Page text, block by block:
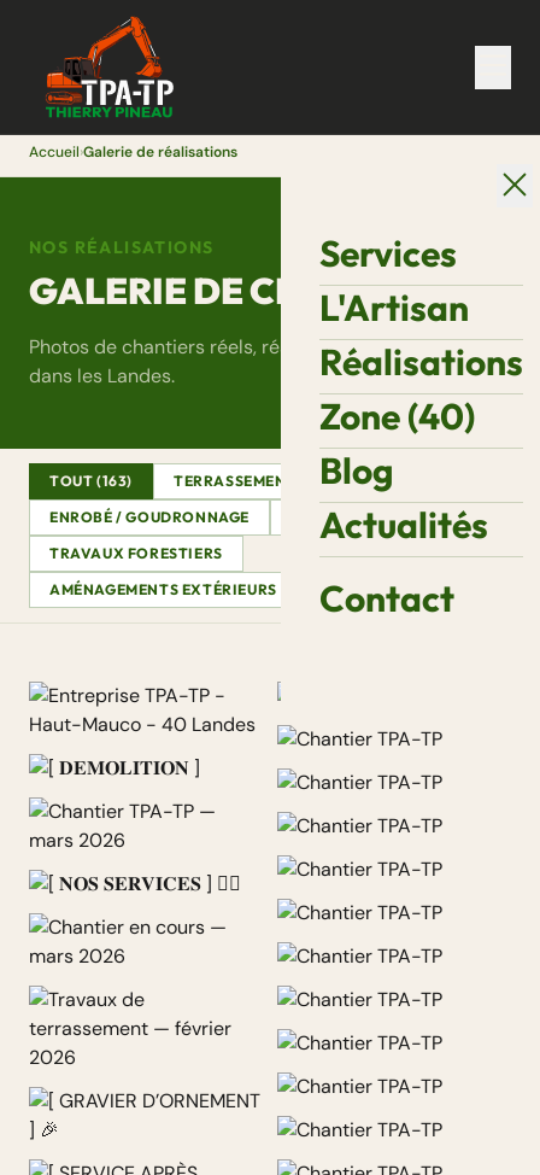
Services
L'Artisan
Réalisations
Zone (40)
Blog
Actualités
Contact
Accueil›Galerie de réalisations
NOS RÉALISATIONS
GALERIE DE CHANTIERS
Photos de chantiers réels, réalisés par Thierry Pineau
dans les Landes.
TOUT (163) TERRASSEMENT
ASSAINISSEMENT
ENROBÉ / GOUDRONNAGE
DÉMOLITION
VRD
TRAVAUX FORESTIERS
AMÉNAGEMENTS EXTÉRIEURS
VIDÉOS AUTRE
Entreprise TPA-TP - Haut-
[ 𝐃𝐄𝐌𝐎𝐋𝐈𝐓𝐈𝐎𝐍 ]
Chantier TPA-TP — mars
[ 𝐍𝐎𝐒 𝐒𝐄𝐑𝐕𝐈𝐂𝐄𝐒 ] 👷‍♂
Chantier en cours — mars
Travaux de terrassement —
février 2026